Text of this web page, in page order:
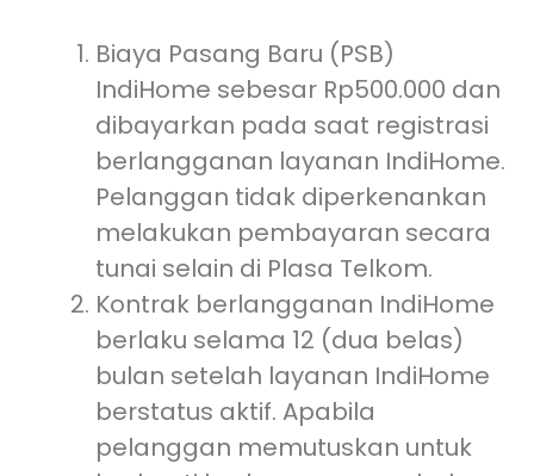
Biaya Pasang Baru (PSB)
IndiHome sebesar Rp500.000 dan
dibayarkan pada saat registrasi
berlangganan layanan IndiHome.
Pelanggan tidak diperkenankan
melakukan pembayaran secara
tunai selain di Plasa Telkom.
Kontrak berlangganan IndiHome
berlaku selama 12 (dua belas)
bulan setelah layanan IndiHome
berstatus aktif. Apabila
pelanggan memutuskan untuk